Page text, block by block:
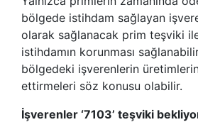
bölgede istihdam sağlayan
olarak sağlanacak prim teşviki
istihdamın korunması
bölgedeki işverenlerin
ettirmeleri söz konusu olabilir.
İşverenler ‘7103’ teşviki